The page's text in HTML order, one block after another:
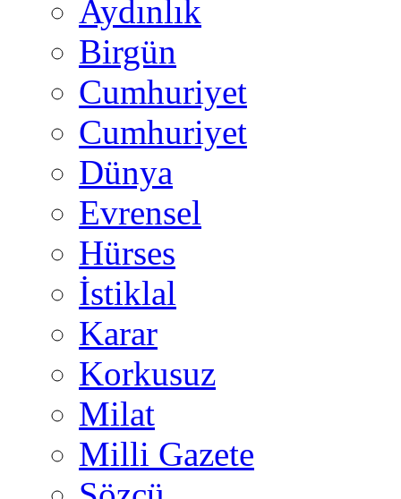
Aydınlık
Birgün
Cumhuriyet
Cumhuriyet
Dünya
Evrensel
Hürses
İstiklal
Karar
Korkusuz
Milat
Milli Gazete